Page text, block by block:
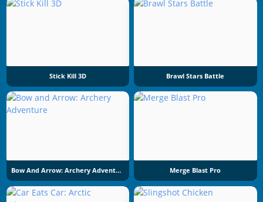
Stick Kill 3D Brawl Stars Battle
Bow And Arrow: Archery Adventure Merge Blast Pro